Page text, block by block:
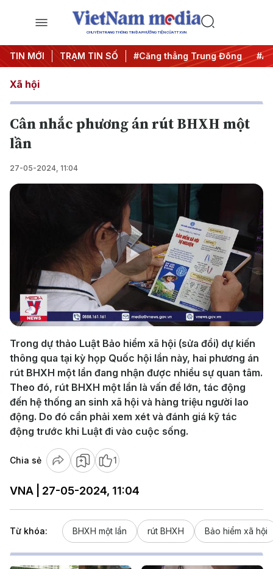
CHUYÊN TRANG THÔNG TIN ĐA PHƯƠNG TIỆN CỦA TTXVN
TIN MỚI TRẠM TIN SỐ
#Chống khai thác IUU #Căng thẳng Trung Đông #An
Xã hội
Cân nhắc phương án rút BHXH một
lần
27-05-2024, 11:04
Play
Video
Trong dự thảo Luật Bảo hiểm xã hội (sửa đổi) dự kiến
thông qua tại kỳ họp Quốc hội lần này, hai phương án
rút BHXH một lần đang nhận được nhiều sự quan tâm.
Theo đó, rút BHXH một lần là vấn đề lớn, tác động
đến hệ thống an sinh xã hội và hàng triệu người lao
động. Do đó cần phải xem xét và đánh giá kỹ tác
động trước khi Luật đi vào cuộc sống.
Chia sẻ 1
VNA | 27-05-2024, 11:04
Từ khóa: BHXH một lần rút BHXH Bảo hiểm xã hội